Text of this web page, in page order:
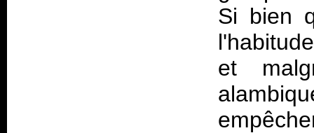
Si bien
et